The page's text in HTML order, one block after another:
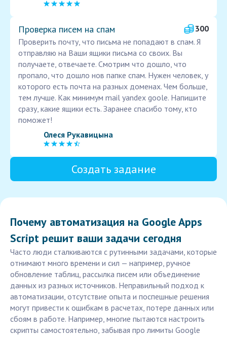
Проверка писем на спам
300
Проверить почту, что письма не попадают в спам. Я
отправляю на Ваши ящики письма со своих. Вы
получаете, отвечаете. Смотрим что дошло, что
пропало, что дошло нов папке спам. Нужен человек, у
которого есть почта на разных доменах. Чем больше,
тем лучше. Как минимум mail yandex goole. Напишите
сразу, какие ящики есть. Заранее спасибо тому, кто
поможет!
Олеся Рукавицына
Создать задание
Почему автоматизация на Google Apps
Script решит ваши задачи сегодня
Часто люди сталкиваются с рутинными задачами, которые
отнимают много времени и сил — например, ручное
обновление таблиц, рассылка писем или объединение
данных из разных источников. Неправильный подход к
автоматизации, отсутствие опыта и поспешные решения
могут привести к ошибкам в расчетах, потере данных или
сбоям в работе. Например, многие пытаются настроить
скрипты самостоятельно, забывая про лимиты Google